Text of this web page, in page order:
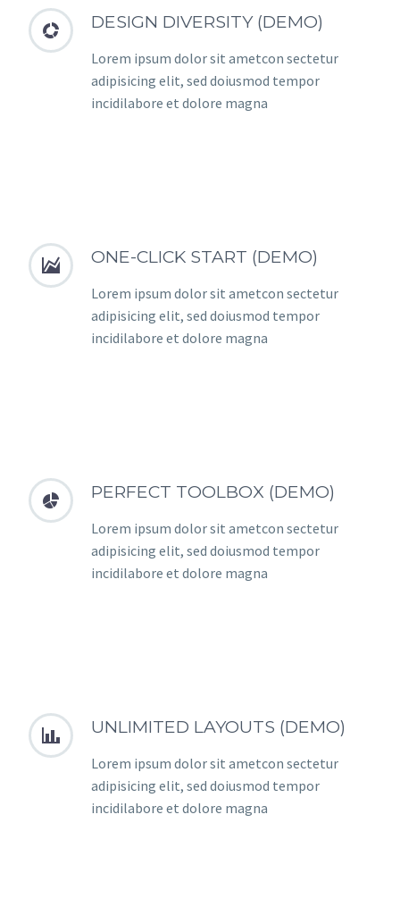

 DESIGN DIVERSITY (DEMO)
Lorem ipsum dolor sit ametcon sectetur
adipisicing elit, sed doiusmod tempor
incidilabore et dolore magna

 ONE-CLICK START (DEMO)
Lorem ipsum dolor sit ametcon sectetur
adipisicing elit, sed doiusmod tempor
incidilabore et dolore magna

 PERFECT TOOLBOX (DEMO)
Lorem ipsum dolor sit ametcon sectetur
adipisicing elit, sed doiusmod tempor
incidilabore et dolore magna

 UNLIMITED LAYOUTS (DEMO)
Lorem ipsum dolor sit ametcon sectetur
adipisicing elit, sed doiusmod tempor
incidilabore et dolore magna